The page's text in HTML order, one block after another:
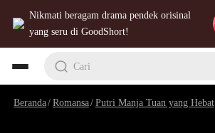
Nikmati beragam drama pendek orisinal
yang seru di GoodShort!
Cari
Beranda/Romansa/Putri Manja Tuan yang Hebat